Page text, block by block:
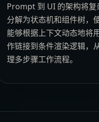
Prompt 到 UI 的架构将复
分解为状态机和组件树，
能够根据上下文动态地将
作链接到条件渲染逻辑，
理多步骤工作流程。